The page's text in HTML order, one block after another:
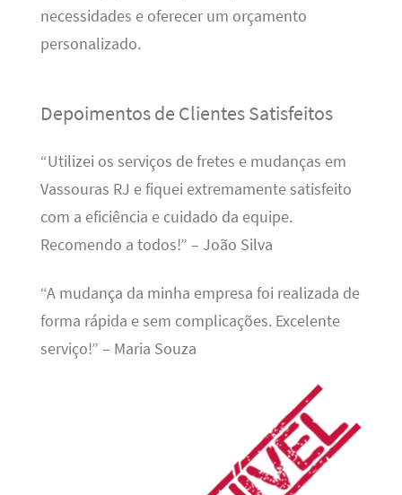
necessidades e oferecer um orçamento
personalizado.
Depoimentos de Clientes Satisfeitos
“Utilizei os serviços de fretes e mudanças em
Vassouras RJ e fiquei extremamente satisfeito
com a eficiência e cuidado da equipe.
Recomendo a todos!” – João Silva
“A mudança da minha empresa foi realizada de
forma rápida e sem complicações. Excelente
serviço!” – Maria Souza